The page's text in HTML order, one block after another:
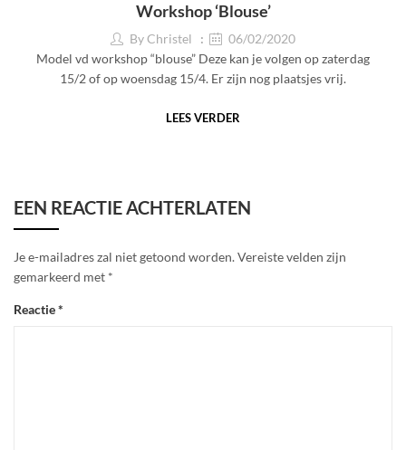
Workshop ‘Blouse’
ByChristel
06/02/2020
Model vd workshop “blouse” Deze kan je volgen op zaterdag
15/2 of op woensdag 15/4. Er zijn nog plaatsjes vrij.
LEES VERDER
EEN REACTIE ACHTERLATEN
Je e-mailadres zal niet getoond worden.Vereiste velden zijn
gemarkeerd met *
Reactie*